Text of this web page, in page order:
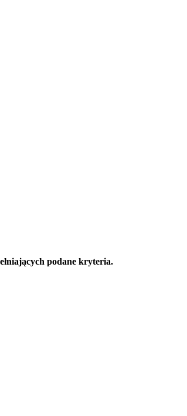
podane kryteria.